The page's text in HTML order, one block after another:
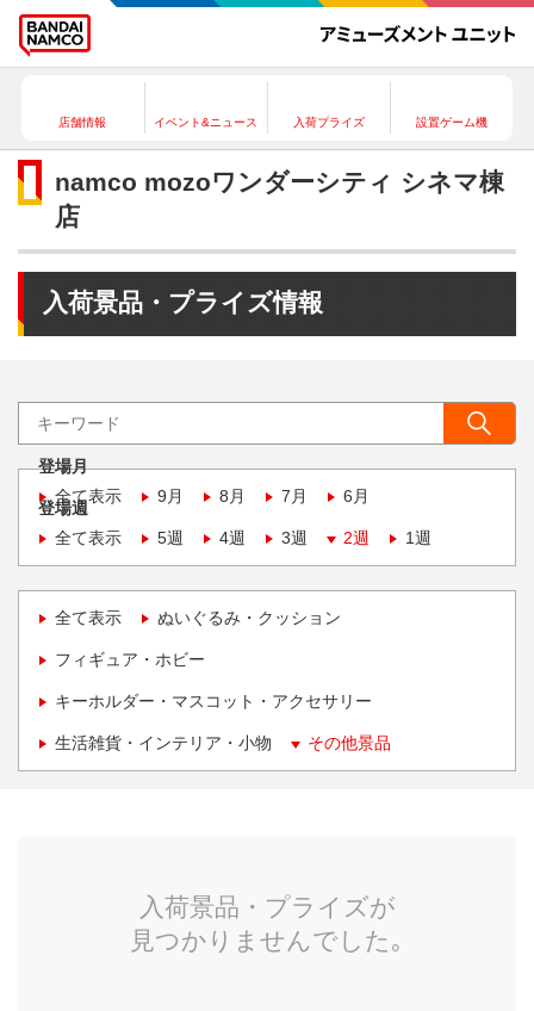
店舗情報 イベント&ニュース 入荷プライズ 設置ゲーム機
namco mozoワンダーシティ シネマ棟
店
入荷景品・プライズ情報
登場月
全て表示
9月 8月 7月 6月
登場週
全て表示
5週 4週 3週 2週 1週
全て表示 ぬいぐるみ・クッション
フィギュア・ホビー
キーホルダー・マスコット・アクセサリー
生活雑貨・インテリア・小物 その他景品